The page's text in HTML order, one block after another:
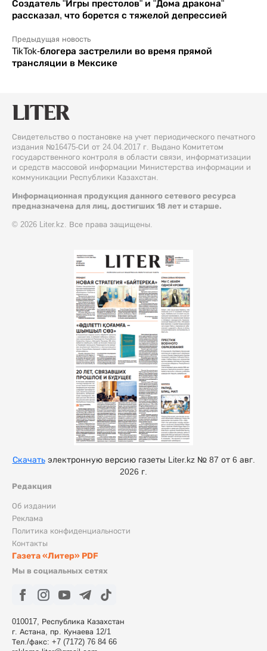
Создатель "Игры престолов" и "Дома дракона"
рассказал, что борется с тяжелой депрессией
Предыдущая новость
TikTok-блогера застрелили во время прямой
трансляции в Мексике
Свидетельство о постановке на учет периодического печатного
издания №16475-СИ от 24.04.2017 г. Выдано Комитетом
государственного контроля в области связи, информатизации
и средств массовой информации Министерства информации и
коммуникации Республики Казахстан.
Информационная продукция данного сетевого ресурса
предназначена для лиц, достигших 18 лет и старше.
© 2026 Liter.kz. Все права защищены.
Редакция
Об издании
Реклама
Политика конфиденциальности
Контакты
Газета «Литер» PDF
Мы в социальных сетях
010017, Республика Казахстан
г. Астана, пр. Кунаева 12/1
Тел./факс: +7 (7172) 76 84 66
Скачатьэлектронную версию газеты Liter.kz № 87 от 6 авг.
2026 г.